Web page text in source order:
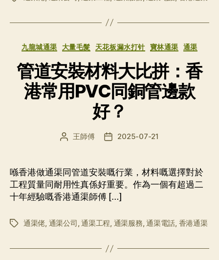
分
九龍城通渠 大量毛髮 天花板漏水打针 寶林通渠 通渠
管道安裝材料大比拼：香
港常用PVC同銅管邊款
好？
文
者
王師傅
发
期
2025-07-21
喺香港做通渠同管道安裝嘅行業，材料嘅選擇對於
工程質量同耐用性真係好重要。作為一個有超過二
十年經驗嘅香港通渠師傅 […]
标
通渠佬, 通渠公司,通渠工程, 通渠服務,通渠電話, 香港通渠